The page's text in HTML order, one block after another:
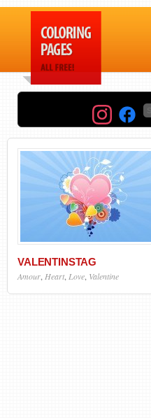
VALENTINSTAG
Amour Heart Love Valentine